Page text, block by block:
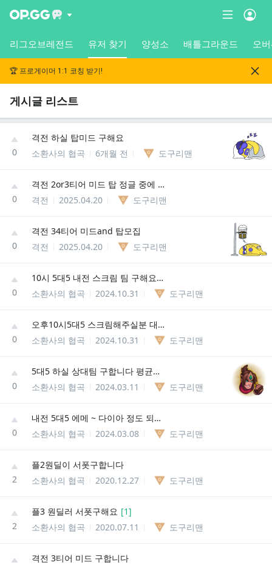
리그오브레전드 유저 찾기 양성소 배틀그라운드 오
🏆 프로게이머 1:1 코칭 받기!
게시글 리스트
0
격전 하실 탑미드 구해요
소환사의 협곡
6개월 전 도구리맨
0
격전 2or3티어 미드 탑 정글 중에 가능하신분 구해요 (3/5)
격전
2025.04.20 도구리맨
0
격전 34티어 미드and 탑모집
격전
2025.04.20 도구리맨
0
10시 5대5 내전 스크림 팀 구해요 (다마)
소환사의 협곡
2024.10.31 도구리맨
0
오후10시5대5 스크림해주실분 대회연습
소환사의 협곡
2024.10.31 도구리맨
0
5대5 하실 상대팀 구합니다 평균티어 에메
소환사의 협곡
2024.03.11 도구리맨
0
내전 5대5 에메 ~ 다이아 정도 되는 5명 팀 구합니다
소환사의 협곡
2024.03.08 도구리맨
2
플2원딜이 서폿구합니다
소환사의 협곡
2020.12.27 도구리맨
2
플3 원딜러 서폿구해요 [1]
소환사의 협곡
2020.07.11 도구리맨
격전 3티어 미드 구합니다